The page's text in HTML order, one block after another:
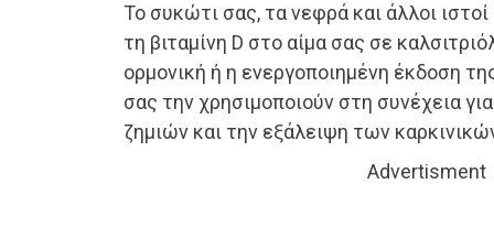
Το συκώτι σας, τα νεφρά και άλλοι
τη βιταμίνη D στο αίμα σας σε
ορμονική ή η ενεργοποιημένη έκδοση
σας την χρησιμοποιούν στη συνέχεια
ζημιών και την εξάλειψη των
Advertisment